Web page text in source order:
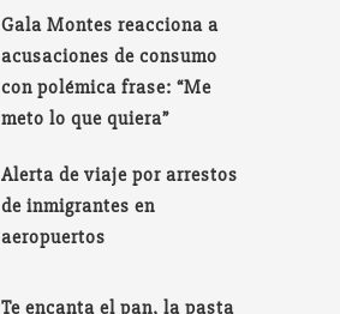
Gala Montes reacciona a
acusaciones de consumo
con polémica frase: “Me
meto lo que quiera”
Alerta de viaje por arrestos
de inmigrantes en
aeropuertos
Te encanta el pan, la pasta